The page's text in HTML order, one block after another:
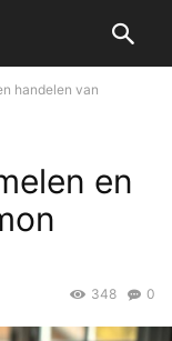
handelen van
en
0
348